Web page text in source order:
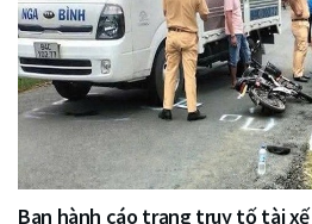
Ban hành cáo trạng truy tố tài